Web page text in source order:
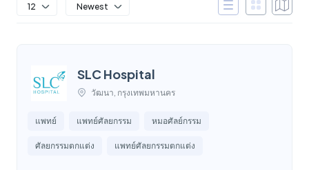
12 Newest
SLC Hospital
วัฒนา, กรุงเทพมหานคร
แพทย์ แพทย์ศัลยกรรม หมอศัลย์กรรม
ศัลยกรรมตกแต่ง แพทย์ศัลยกรรมตกแต่ง